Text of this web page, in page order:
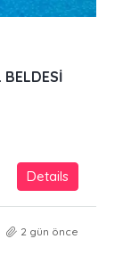
BELDESİ
Details
2 gün önce